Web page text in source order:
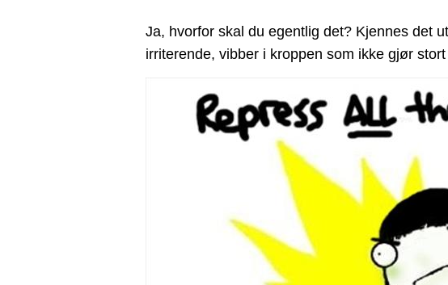
Ja, hvorfor skal du egentlig det? Kjennes det
irriterende, vibber i kroppen som ikke gjør